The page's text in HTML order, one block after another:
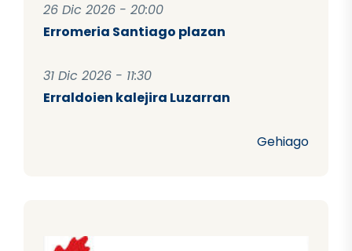
26 Dic 2026 - 20:00
Erromeria Santiago plazan
31 Dic 2026 - 11:30
Erraldoien kalejira Luzarran
Gehiago